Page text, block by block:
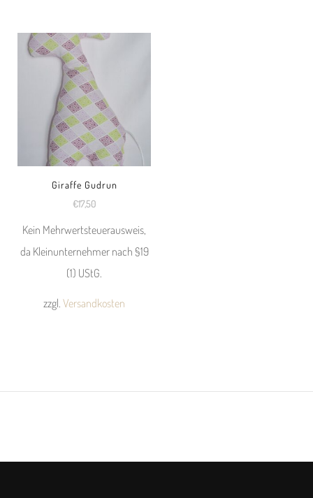
Giraffe Gudrun
€17,50
Kein Mehrwertsteuerausweis,
da Kleinunternehmer nach §19
(1) UStG.
zzgl.Versandkosten